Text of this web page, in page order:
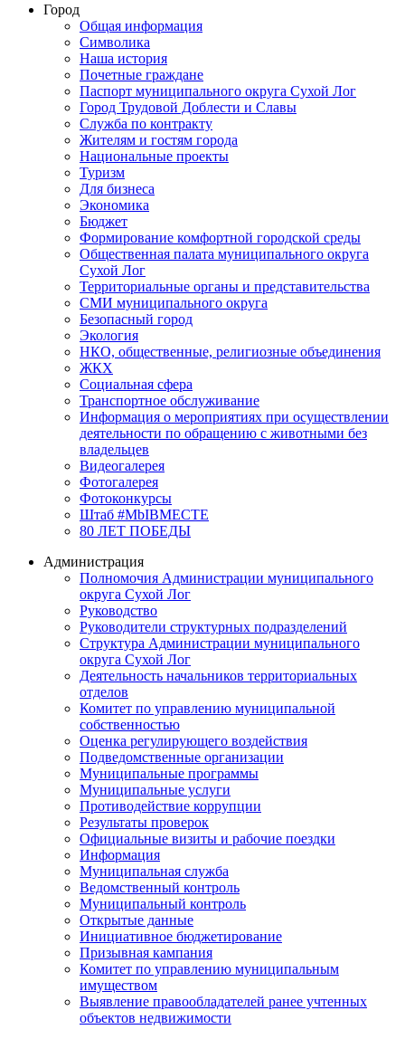
Город
Общая информация
Символика
Наша история
Почетные граждане
Паспорт муниципального округа Сухой Лог
Город Трудовой Доблести и Славы
Служба по контракту
Жителям и гостям города
Национальные проекты
Туризм
Для бизнеса
Экономика
Бюджет
Формирование комфортной городской среды
Общественная палата муниципального округа
Сухой Лог
Территориальные органы и представительства
СМИ муниципального округа
Безопасный город
Экология
НКО, общественные, религиозные объединения
ЖКХ
Социальная сфера
Транспортное обслуживание
Информация о мероприятиях при осуществлении
деятельности по обращению с животными без
владельцев
Видеогалерея
Фотогалерея
Фотоконкурсы
Штаб #MbIBMECTE
80 ЛЕТ ПОБЕДЫ
Администрация
Полномочия Администрации муниципального
округа Сухой Лог
Руководство
Руководители структурных подразделений
Структура Администрации муниципального
округа Сухой Лог
Деятельность начальников территориальных
отделов
Комитет по управлению муниципальной
собственностью
Оценка регулирующего воздействия
Подведомственные организации
Муниципальные программы
Муниципальные услуги
Противодействие коррупции
Результаты проверок
Официальные визиты и рабочие поездки
Информация
Муниципальная служба
Ведомственный контроль
Муниципальный контроль
Открытые данные
Инициативное бюджетирование
Призывная кампания
Комитет по управлению муниципальным
имуществом
Выявление правообладателей ранее учтенных
объектов недвижимости